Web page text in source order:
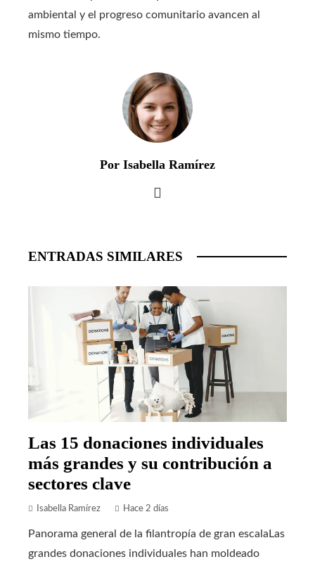
ambiental y el progreso comunitario avancen al
mismo tiempo.
Por Isabella Ramírez
ENTRADAS SIMILARES
Las 15 donaciones individuales
más grandes y su contribución a
sectores clave
Isabella Ramírez Hace 2 días
Panorama general de la filantropía de gran escalaLas
grandes donaciones individuales han moldeado